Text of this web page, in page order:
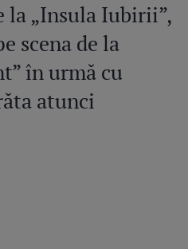
la „Insula Iubirii”,
scena de la
în urmă cu
atunci